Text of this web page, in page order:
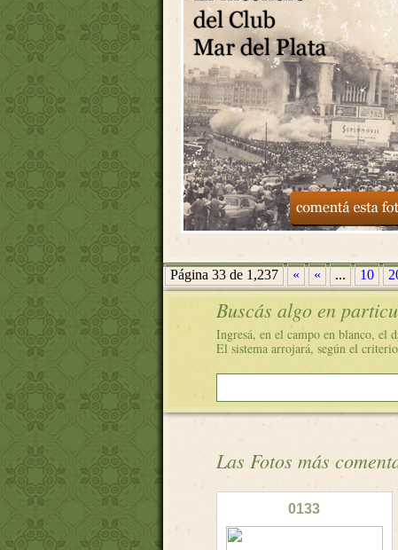
Página 33 de 1,237 « « ... 10
Buscás algo en
Ingresá, en el campo en blanco, el
El sistema arrojará, según el
Las Fotos más
0133